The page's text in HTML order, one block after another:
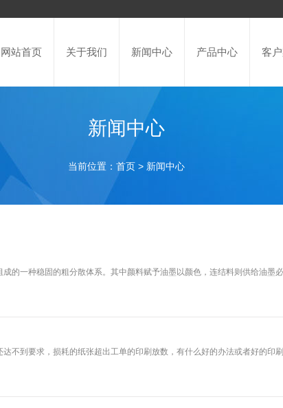
网站首页 关于我们 新闻中心 产品中心 客
新闻中心
当前位置：首页 > 新闻中心
稳固的粗分散体系。其中颜料赋予油墨以颜色，连结料则供给油墨必
求，损耗的纸张超出工单的印刷放数，有什么好的办法或者好的印刷